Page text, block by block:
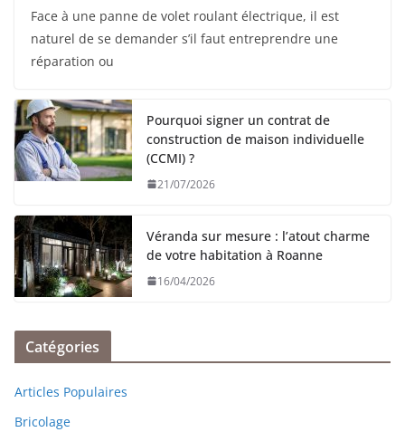
Face à une panne de volet roulant électrique, il est
naturel de se demander s’il faut entreprendre une
réparation ou
Pourquoi signer un contrat de
construction de maison individuelle
(CCMI) ?
21/07/2026
Véranda sur mesure : l’atout charme
de votre habitation à Roanne
16/04/2026
Catégories
Articles Populaires
Bricolage